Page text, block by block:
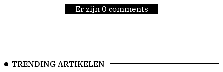
Er zijn 0 comments
TRENDING ARTIKELEN